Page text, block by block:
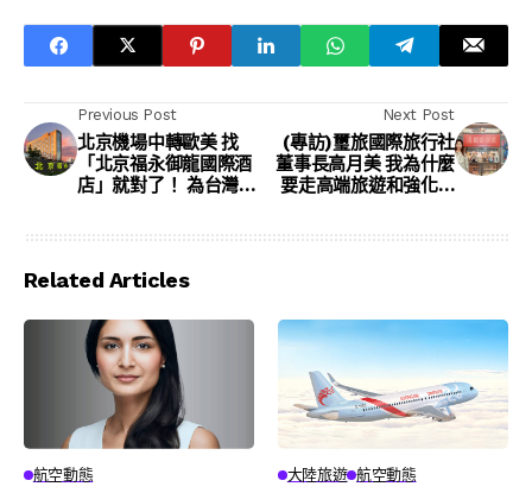
Previous Post
北京機場中轉歐美 找
「北京福永御龍國際酒
店」就對了！ 為台灣旅
Next Post
(專訪)璽旅國際旅行社
董事長高月美 我為什麼
要走高端旅遊和強化AI
Related Articles
航空動態 大陸旅遊 航空動態